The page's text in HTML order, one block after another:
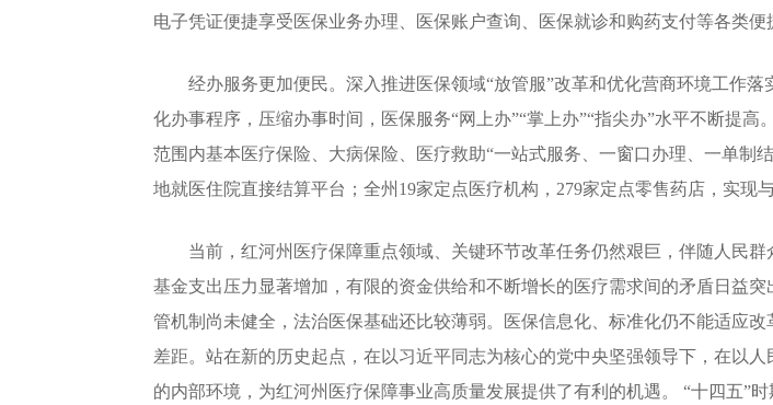
电子凭证便捷享受医保业务办理、医保账户查询、医保就诊和购药支付等各类便
经办服务更加便民。深入推进医保领域“放管服”改革和优化营商环境工作落
化办事程序，压缩办事时间，医保服务“网上办”“掌上办”“指尖办”水平不断提
范围内基本医疗保险、大病保险、医疗救助“一站式服务、一窗口办理、一单制
地就医住院直接结算平台；全州19家定点医疗机构，279家定点零售药店，实现
当前，红河州医疗保障重点领域、关键环节改革任务仍然艰巨，伴随人民群
基金支出压力显著增加，有限的资金供给和不断增长的医疗需求间的矛盾日益
管机制尚未健全，法治医保基础还比较薄弱。医保信息化、标准化仍不能适应
差距。站在新的历史起点，在以习近平同志为核心的党中央坚强领导下，在以
的内部环境，为红河州医疗保障事业高质量发展提供了有利的机遇。 “十四五”